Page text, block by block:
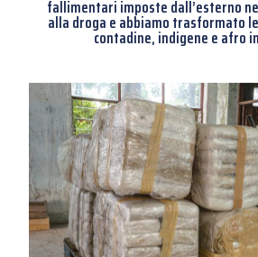
fallimentari imposte dall’esterno
alla droga e abbiamo trasformato
contadine, indigene e afro